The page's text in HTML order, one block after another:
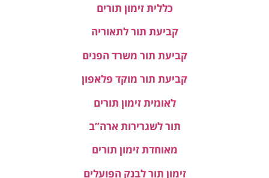
כללית זימון תורים
קביעת תור לתאוריה
קביעת תור משרד הפנים
קביעת תור מוקד פלאפון
לאומית זימון תורים
תור לשגרירות ארה”ב
מאוחדת זימון תורים
זימון תור לבנק הפועלים